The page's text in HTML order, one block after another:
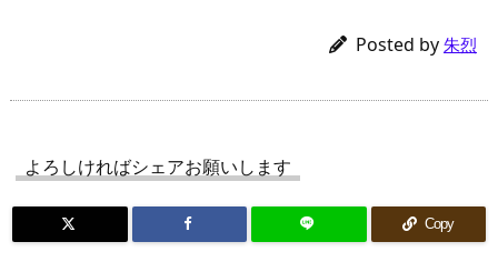
Posted by 朱烈
よろしければシェアお願いします
Copy